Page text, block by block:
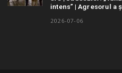
intens” | Agresorul
2026-07-06